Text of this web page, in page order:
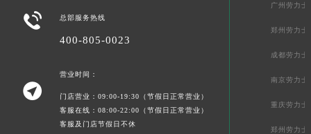
 总部服务热线
400-805-0023

营业时间：
门店营业：09:00-19:30（节假日正常营业）
客服在线：08:00-22:00（节假日正常营业）
客服及门店节假日不休
广州劳力
郑州劳力士
成都劳力
南京劳力士
重庆劳力士
郑州劳力士